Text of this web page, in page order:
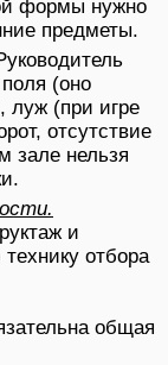
формы нужно
предметы.
(оно
луж (при игре
отсутствие
зале нельзя
и
отбора
общая